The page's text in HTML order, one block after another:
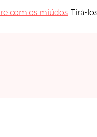
com os miúdos. Tirá-